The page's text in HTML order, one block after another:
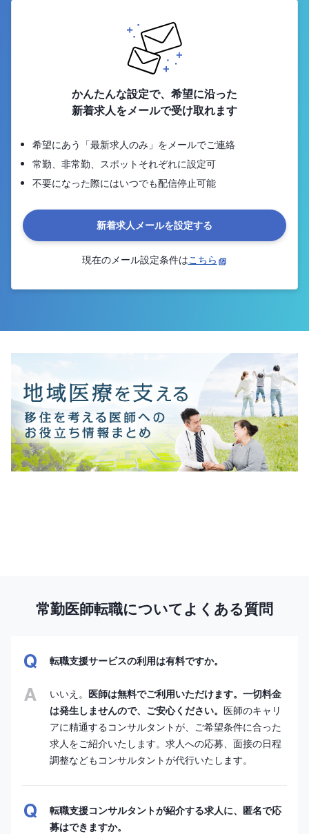
かんたんな設定で、希望に沿った
新着求人をメールで受け取れます
希望にあう「最新求人のみ」をメールでご連絡
常勤、非常勤、スポットそれぞれに設定可
不要になった際にはいつでも配信停止可能
新着求人メールを設定する
現在のメール設定条件はこちら
常勤医師転職についてよくある質問
転職支援サービスの利用は有料ですか。
いいえ。 医師は無料でご利用いただけます。一切料金
は発生しませんので、ご安心ください。 医師のキャリ
アに精通するコンサルタントが、ご希望条件に合った
求人をご紹介いたします。求人への応募、面接の日程
調整などもコンサルタントが代行いたします。
転職支援コンサルタントが紹介する求人に、匿名で応
募はできますか。